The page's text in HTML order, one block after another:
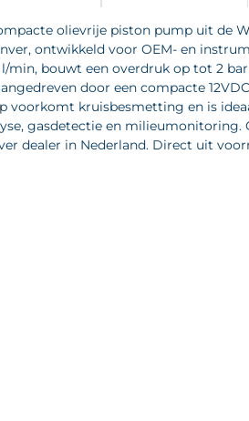
olievrije piston pump uit de
ontwikkeld voor OEM- en
min, bouwt een overdruk op tot 2
door een compacte
voorkomt kruisbesmetting en is
gasdetectie en milieumonitoring.
dealer in Nederland. Direct uit